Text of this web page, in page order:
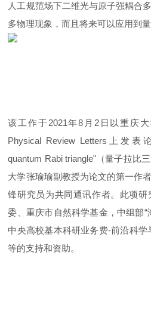
人工规范场下二维光与原子强耦合
多物理现象，而且将来可以应用到
该工作于2021年8月2日以重庆
Physical Review Letters上发表
quantum Rabi triangle"（量子拉比
大学张瑜瑜副教授为论文的第一作
锋研究员为共同通讯作者。此项
委、重庆市自然科学基金，中组部“
中央高校基本科研业务费-前沿科学
等的支持和资助。